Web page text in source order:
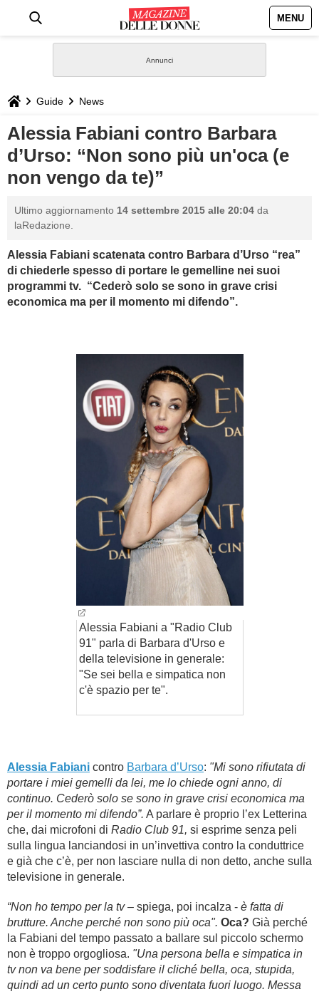
MENU
STILE
BIOGRAFIE
CAPELLI
SESSO
Guide News
Alessia Fabiani contro Barbara
d’Urso: “Non sono più un'oca (e
non vengo da te)”
Ultimo aggiornamento 14 settembre 2015 alle 20:04 da
laRedazione.
Alessia Fabiani scatenata contro Barbara d’Urso “rea”
di chiederle spesso di portare le gemelline nei suoi
programmi tv. “Cederò solo se sono in grave crisi
economica ma per il momento mi difendo”.
Alessia Fabiani a "Radio Club
91" parla di Barbara d'Urso e
della televisione in generale:
"Se sei bella e simpatica non
c'è spazio per te".
Alessia Fabiani contro Barbara d’Urso: "Mi sono rifiutata di
portare i miei gemelli da lei, me lo chiede ogni anno, di
continuo. Cederò solo se sono in grave crisi economica ma
per il momento mi difendo”. A parlare è proprio l’ex Letterina
che, dai microfoni di Radio Club 91, si esprime senza peli
sulla lingua lanciandosi in un’invettiva contro la conduttrice
e già che c’è, per non lasciare nulla di non detto, anche sulla
televisione in generale.
“Non ho tempo per la tv– spiega, poi incalza - è fatta di
brutture. Anche perché non sono più oca". Oca? Già perché
la Fabiani del tempo passato a ballare sul piccolo schermo
non è troppo orgogliosa. "Una persona bella e simpatica in
tv non va bene per soddisfare il cliché bella, oca, stupida,
quindi ad un certo punto sono diventata fuori luogo. Messa